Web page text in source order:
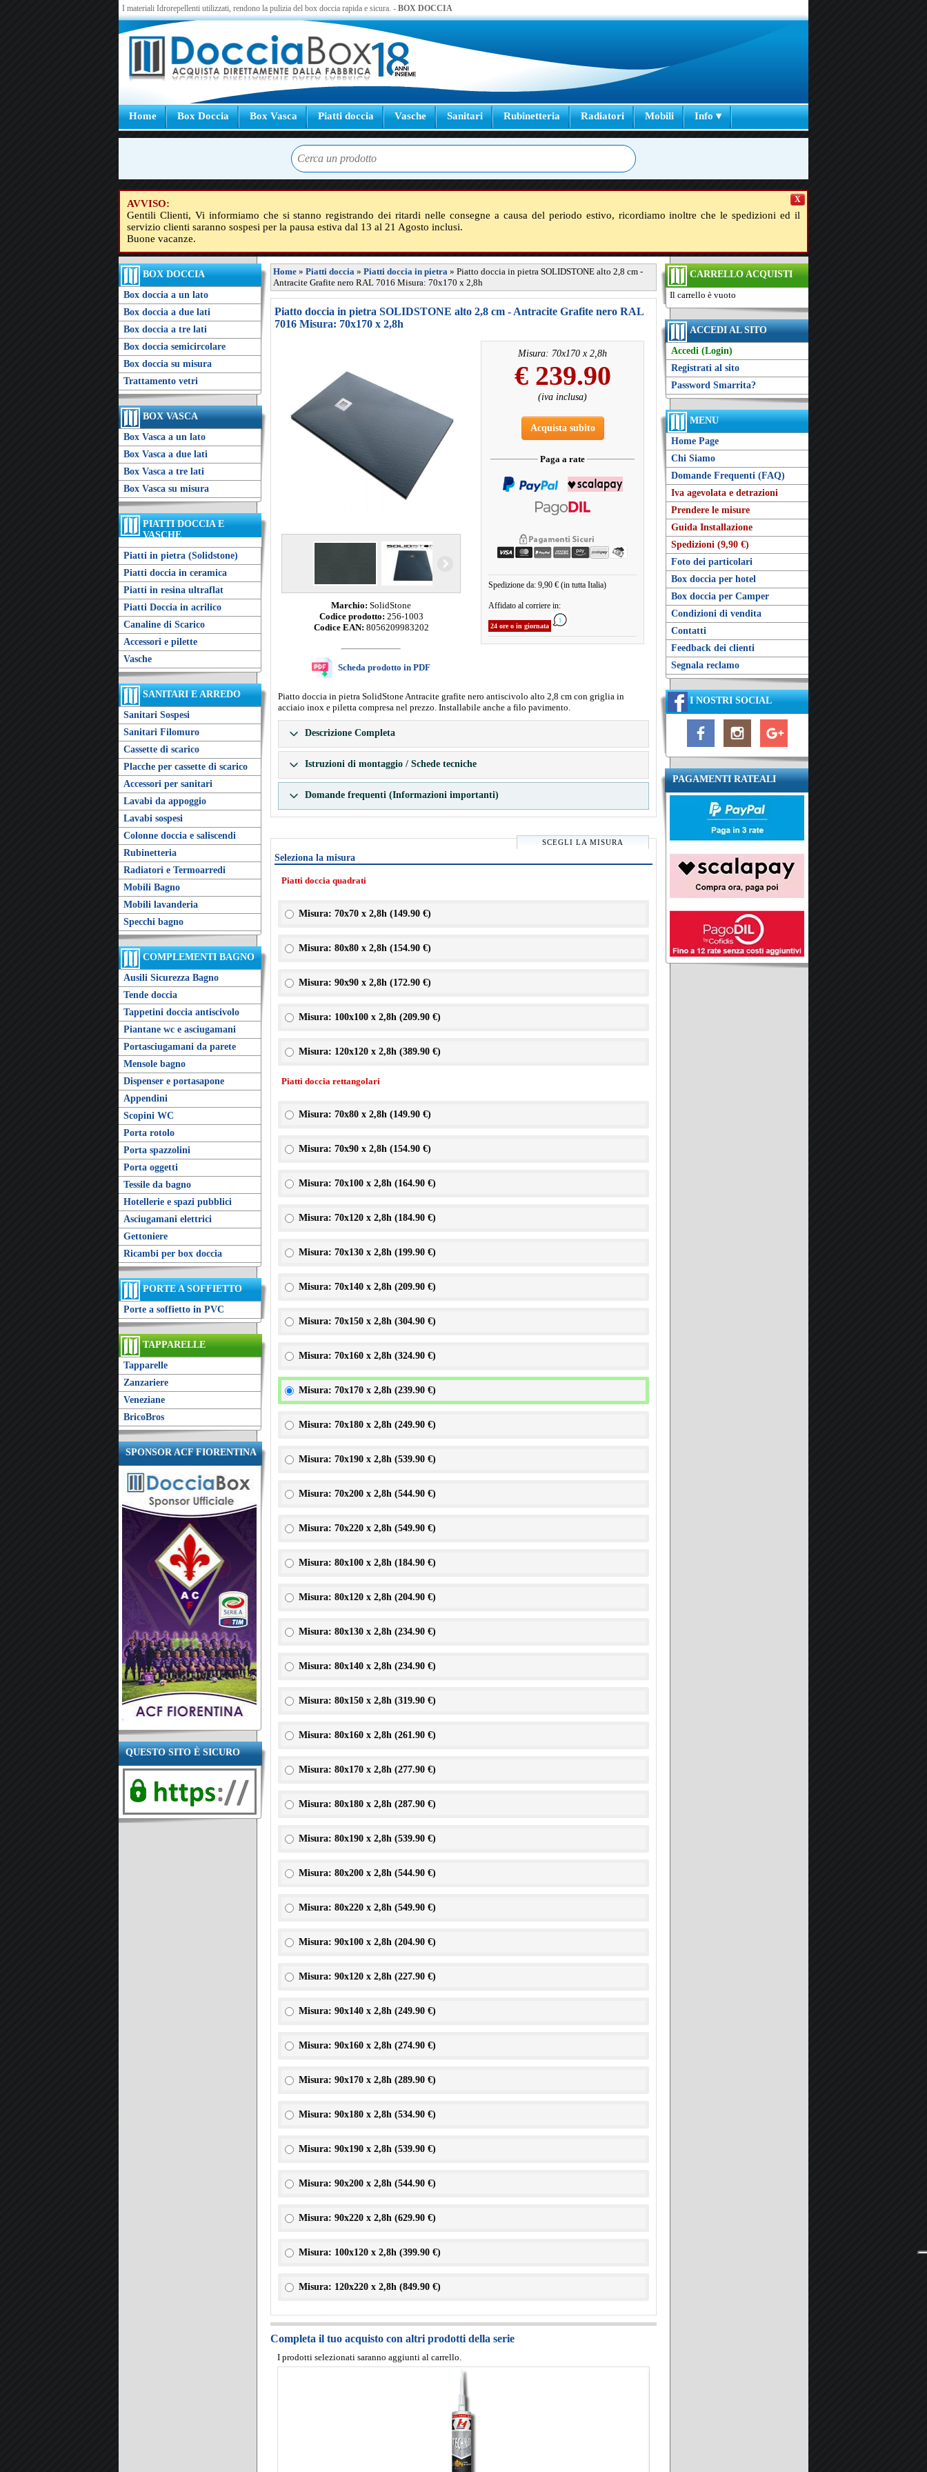
I materiali Idrorepellenti utilizzati, rendono la pulizia del box doccia rapida e sicura. - BOX DOCCIA
Home Box Doccia Box Vasca Piatti doccia Vasche Sanitari Rubinetteria Radiatori Mobili Info ▾
AVVISO:
Gentili Clienti, Vi informiamo che si stanno registrando dei ritardi nelle consegne a causa del periodo estivo, ricordiamo inoltre che le spedizioni ed il
servizio clienti saranno sospesi per la pausa estiva dal 13 al 21 Agosto inclusi.
Buone vacanze.
X
BOX DOCCIA
Box doccia a un lato
Box doccia a due lati
Box doccia a tre lati
Box doccia semicircolare
Box doccia su misura
Trattamento vetri
BOX VASCA
Box Vasca a un lato
Box Vasca a due lati
Box Vasca a tre lati
Box Vasca su misura
PIATTI DOCCIA E
VASCHE
Piatti in pietra (Solidstone)
Piatti doccia in ceramica
Piatti in resina ultraflat
Piatti Doccia in acrilico
Canaline di Scarico
Accessori e pilette
Vasche
SANITARI E ARREDO
Sanitari Sospesi
Sanitari Filomuro
Cassette di scarico
Placche per cassette di scarico
Accessori per sanitari
Lavabi da appoggio
Lavabi sospesi
Colonne doccia e saliscendi
Rubinetteria
Radiatori e Termoarredi
Mobili Bagno
Mobili lavanderia
Specchi bagno
COMPLEMENTI BAGNO
Ausili Sicurezza Bagno
Tende doccia
Tappetini doccia antiscivolo
Piantane wc e asciugamani
Portasciugamani da parete
Mensole bagno
Dispenser e portasapone
Appendini
Scopini WC
Porta rotolo
Porta spazzolini
Porta oggetti
Tessile da bagno
Hotellerie e spazi pubblici
Asciugamani elettrici
Gettoniere
Ricambi per box doccia
PORTE A SOFFIETTO
Porte a soffietto in PVC
TAPPARELLE
Tapparelle
Zanzariere
Veneziane
BricoBros
SPONSOR ACF FIORENTINA
QUESTO SITO È SICURO
CARRELLO ACQUISTI
Il carrello è vuoto
ACCEDI AL SITO
Accedi (Login)
Registrati al sito
Password Smarrita?
MENU
Home Page
Chi Siamo
Domande Frequenti (FAQ)
Iva agevolata e detrazioni
Prendere le misure
Guida Installazione
Spedizioni (9,90 €)
Foto dei particolari
Box doccia per hotel
Box doccia per Camper
Condizioni di vendita
Contatti
Feedback dei clienti
Segnala reclamo
I NOSTRI SOCIAL
PAGAMENTI RATEALI
Home » Piatti doccia » Piatti doccia in pietra » Piatto doccia in pietra SOLIDSTONE alto 2,8 cm -
Antracite Grafite nero RAL 7016 Misura: 70x170 x 2,8h
Piatto doccia in pietra SOLIDSTONE alto 2,8 cm - Antracite Grafite nero RAL
7016 Misura: 70x170 x 2,8h
Marchio: SolidStone
Codice prodotto: 256-1003
Codice EAN: 8056209983202
Scheda prodotto in PDF
Misura: 70x170 x 2,8h
€ 239.90
(iva inclusa)
Acquista subito
Paga a rate
Spedizione da: 9,90 € (in tutta Italia)
Affidato al corriere in:
24 ore o in giornata
Piatto doccia in pietra SolidStone Antracite grafite nero antiscivolo alto 2,8 cm con griglia in
acciaio inox e piletta compresa nel prezzo. Installabile anche a filo pavimento.
Descrizione Completa
Istruzioni di montaggio / Schede tecniche
Domande frequenti (Informazioni importanti)
SCEGLI LA MISURA
Seleziona la misura
Piatti doccia quadrati
Misura: 70x70 x 2,8h (149.90 €)
Misura: 80x80 x 2,8h (154.90 €)
Misura: 90x90 x 2,8h (172.90 €)
Misura: 100x100 x 2,8h (209.90 €)
Misura: 120x120 x 2,8h (389.90 €)
Piatti doccia rettangolari
Misura: 70x80 x 2,8h (149.90 €)
Misura: 70x90 x 2,8h (154.90 €)
Misura: 70x100 x 2,8h (164.90 €)
Misura: 70x120 x 2,8h (184.90 €)
Misura: 70x130 x 2,8h (199.90 €)
Misura: 70x140 x 2,8h (209.90 €)
Misura: 70x150 x 2,8h (304.90 €)
Misura: 70x160 x 2,8h (324.90 €)
Misura: 70x170 x 2,8h (239.90 €)
Misura: 70x180 x 2,8h (249.90 €)
Misura: 70x190 x 2,8h (539.90 €)
Misura: 70x200 x 2,8h (544.90 €)
Misura: 70x220 x 2,8h (549.90 €)
Misura: 80x100 x 2,8h (184.90 €)
Misura: 80x120 x 2,8h (204.90 €)
Misura: 80x130 x 2,8h (234.90 €)
Misura: 80x140 x 2,8h (234.90 €)
Misura: 80x150 x 2,8h (319.90 €)
Misura: 80x160 x 2,8h (261.90 €)
Misura: 80x170 x 2,8h (277.90 €)
Misura: 80x180 x 2,8h (287.90 €)
Misura: 80x190 x 2,8h (539.90 €)
Misura: 80x200 x 2,8h (544.90 €)
Misura: 80x220 x 2,8h (549.90 €)
Misura: 90x100 x 2,8h (204.90 €)
Misura: 90x120 x 2,8h (227.90 €)
Misura: 90x140 x 2,8h (249.90 €)
Misura: 90x160 x 2,8h (274.90 €)
Misura: 90x170 x 2,8h (289.90 €)
Misura: 90x180 x 2,8h (534.90 €)
Misura: 90x190 x 2,8h (539.90 €)
Misura: 90x200 x 2,8h (544.90 €)
Misura: 90x220 x 2,8h (629.90 €)
Misura: 100x120 x 2,8h (399.90 €)
Misura: 120x220 x 2,8h (849.90 €)
Completa il tuo acquisto con altri prodotti della serie
I prodotti selezionati saranno aggiunti al carrello.